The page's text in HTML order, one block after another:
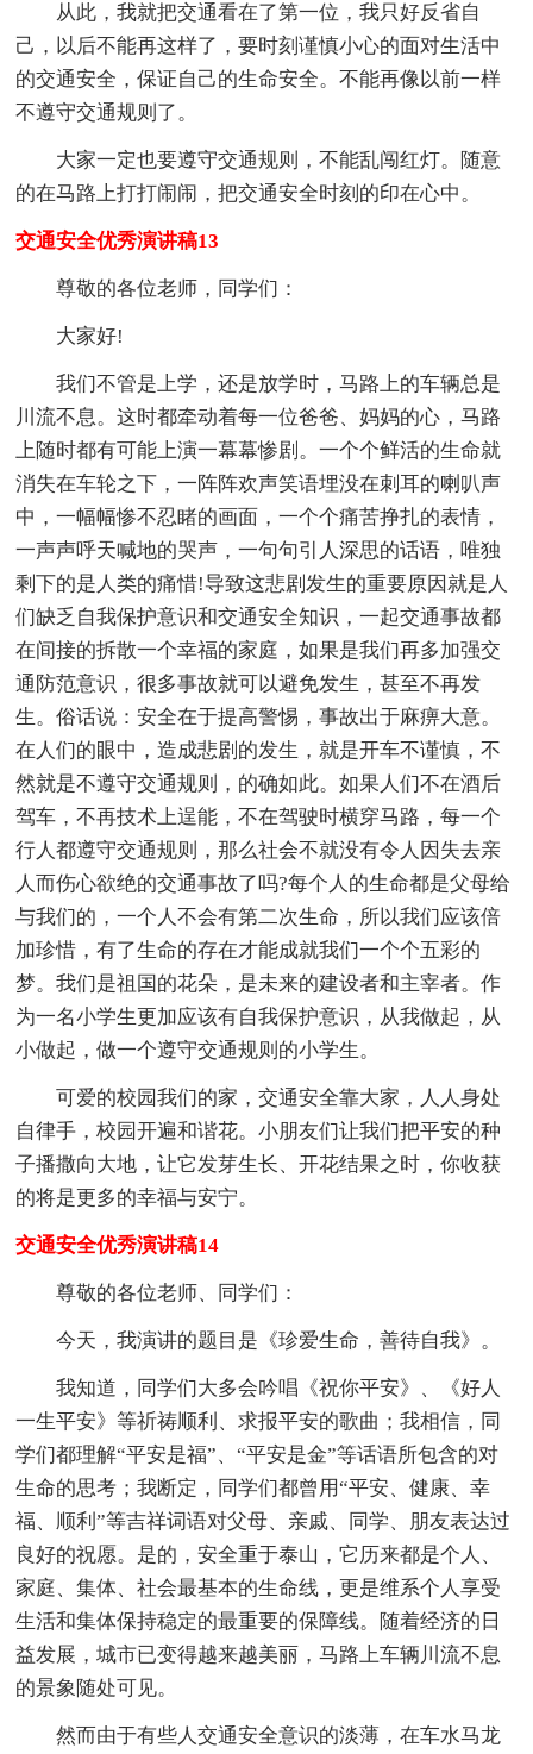
从此，我就把交通看在了第一位，我只好反省自
己，以后不能再这样了，要时刻谨慎小心的面对生活中
的交通安全，保证自己的生命安全。不能再像以前一样
不遵守交通规则了。
大家一定也要遵守交通规则，不能乱闯红灯。随意
的在马路上打打闹闹，把交通安全时刻的印在心中。
交通安全优秀演讲稿13
尊敬的各位老师，同学们：
大家好!
我们不管是上学，还是放学时，马路上的车辆总是
川流不息。这时都牵动着每一位爸爸、妈妈的心，马路
上随时都有可能上演一幕幕惨剧。一个个鲜活的生命就
消失在车轮之下，一阵阵欢声笑语埋没在刺耳的喇叭声
中，一幅幅惨不忍睹的画面，一个个痛苦挣扎的表情，
一声声呼天喊地的哭声，一句句引人深思的话语，唯独
剩下的是人类的痛惜!导致这悲剧发生的重要原因就是人
们缺乏自我保护意识和交通安全知识，一起交通事故都
在间接的拆散一个幸福的家庭，如果是我们再多加强交
通防范意识，很多事故就可以避免发生，甚至不再发
生。俗话说：安全在于提高警惕，事故出于麻痹大意。
在人们的眼中，造成悲剧的发生，就是开车不谨慎，不
然就是不遵守交通规则，的确如此。如果人们不在酒后
驾车，不再技术上逞能，不在驾驶时横穿马路，每一个
行人都遵守交通规则，那么社会不就没有令人因失去亲
人而伤心欲绝的交通事故了吗?每个人的生命都是父母给
与我们的，一个人不会有第二次生命，所以我们应该倍
加珍惜，有了生命的存在才能成就我们一个个五彩的
梦。我们是祖国的花朵，是未来的建设者和主宰者。作
为一名小学生更加应该有自我保护意识，从我做起，从
小做起，做一个遵守交通规则的小学生。
可爱的校园我们的家，交通安全靠大家，人人身处
自律手，校园开遍和谐花。小朋友们让我们把平安的种
子播撒向大地，让它发芽生长、开花结果之时，你收获
的将是更多的幸福与安宁。
交通安全优秀演讲稿14
尊敬的各位老师、同学们：
今天，我演讲的题目是《珍爱生命，善待自我》。
我知道，同学们大多会吟唱《祝你平安》、《好人
一生平安》等祈祷顺利、求报平安的歌曲；我相信，同
学们都理解“平安是福”、“平安是金”等话语所包含的对
生命的思考；我断定，同学们都曾用“平安、健康、幸
福、顺利”等吉祥词语对父母、亲戚、同学、朋友表达过
良好的祝愿。是的，安全重于泰山，它历来都是个人、
家庭、集体、社会最基本的生命线，更是维系个人享受
生活和集体保持稳定的最重要的保障线。随着经济的日
益发展，城市已变得越来越美丽，马路上车辆川流不息
的景象随处可见。
然而由于有些人交通安全意识的淡薄，在车水马龙